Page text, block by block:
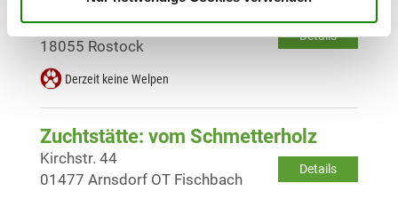
Details
Gaffelschonerweg 4 a
18055 Rostock
Derzeit keine Welpen
Zuchtstätte: vom Schmetterholz
Details
Kirchstr. 44
01477 Arnsdorf OT Fischbach